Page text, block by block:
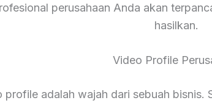
perusahaan Anda akan
hasilkan.
Video Profile
profile adalah wajah dari sebuah bisnis.